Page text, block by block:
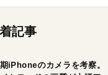
記事
iPhoneのカメラを考察。